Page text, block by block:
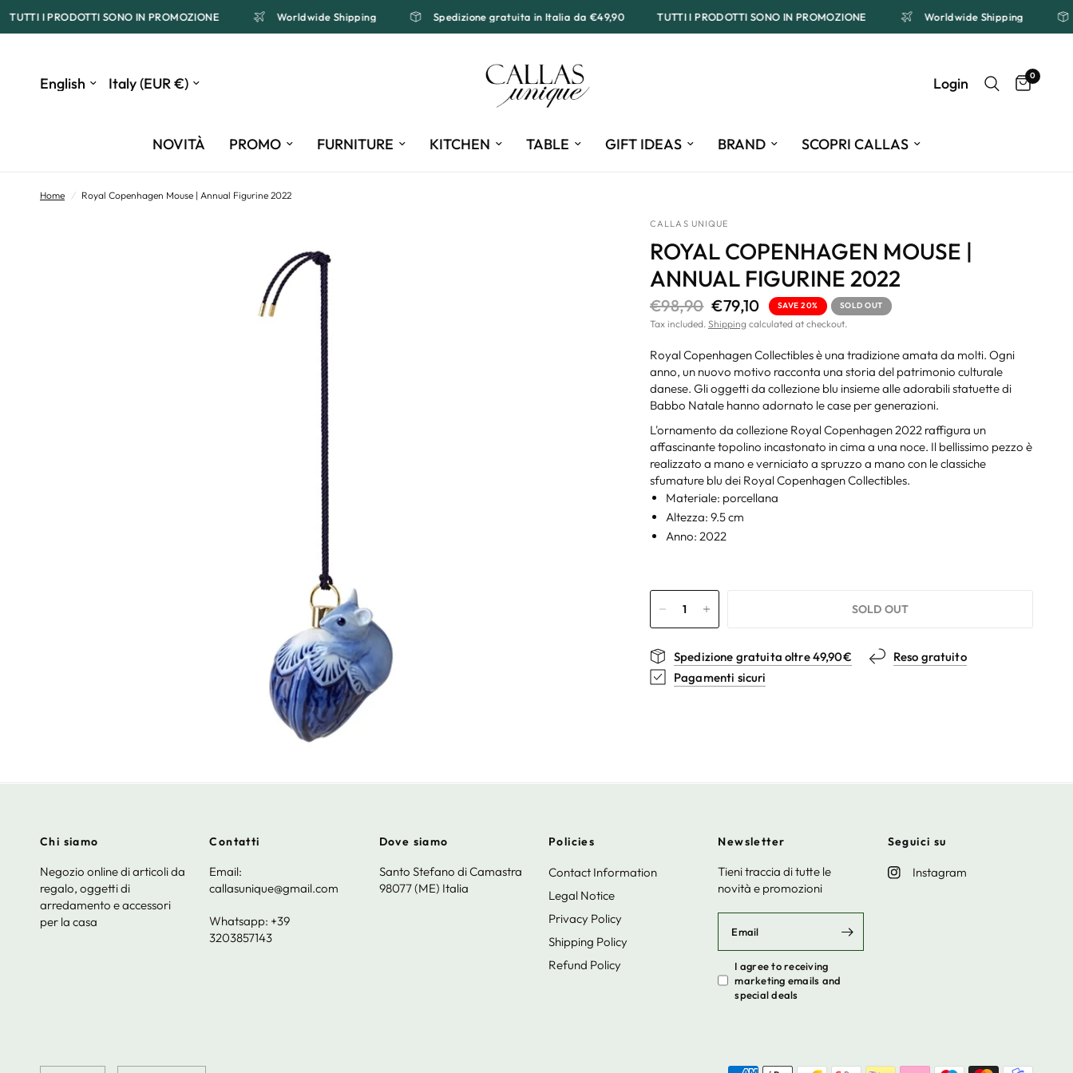
TUTTI I PRODOTTI SONO IN PROMOZIONE Worldwide Shipping Spedizione gratuita in Italia da €49,90 TUTTI I PRODOTTI SONO IN PROMOZIONE Worldwide Shipping
Update
country/region
Update
country/region
Login 0
NOVITÀ PROMO FURNITURE KITCHEN TABLE GIFT IDEAS BRAND SCOPRI CALLAS
Home / Royal Copenhagen Mouse | Annual Figurine 2022
CALLAS UNIQUE
ROYAL COPENHAGEN MOUSE |
ANNUAL FIGURINE 2022
€98,90 €79,10 SAVE 20% SOLD OUT
Tax included. Shipping calculated at checkout.
Royal Copenhagen Collectibles è una tradizione amata da molti. Ogni
anno, un nuovo motivo racconta una storia del patrimonio culturale
danese. Gli oggetti da collezione blu insieme alle adorabili statuette di
Babbo Natale hanno adornato le case per generazioni.
L'ornamento da collezione Royal Copenhagen 2022 raffigura un
affascinante topolino incastonato in cima a una noce. Il bellissimo pezzo è
realizzato a mano e verniciato a spruzzo a mano con le classiche
sfumature blu dei Royal Copenhagen Collectibles.
Materiale: porcellana
Altezza: 9.5 cm
Anno: 2022
SOLD OUT
Spedizione gratuita oltre 49,90€
Reso gratuito
Pagamenti sicuri
Chi siamo
Negozio online di articoli da
regalo, oggetti di
arredamento e accessori
per la casa
Contatti
Email:
callasunique@gmail.com
Whatsapp: +39
3203857143
Dove siamo
Santo Stefano di Camastra
98077 (ME) Italia
Policies
Contact Information
Legal Notice
Privacy Policy
Shipping Policy
Refund Policy
Newsletter
Tieni traccia di tutte le
novità e promozioni
Email
I agree to receiving
marketing emails and
special deals
Seguici su
Instagram